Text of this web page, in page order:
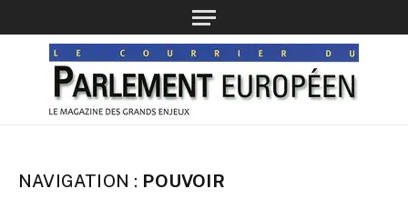
NAVIGATION : POUVOIR